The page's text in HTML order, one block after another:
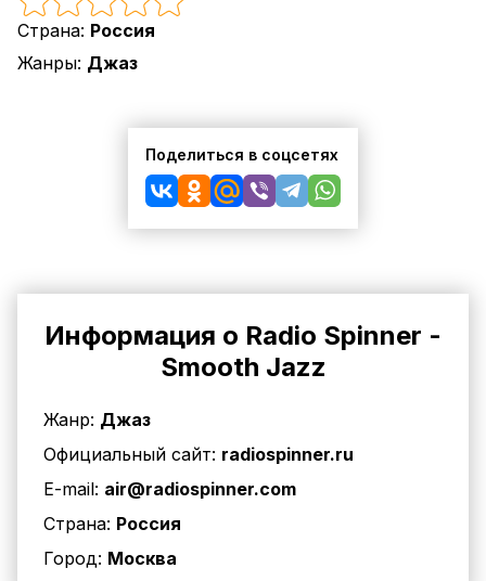
Страна: Россия
Жанры: Джаз
Поделиться в соцсетях
Информация о Radio Spinner -
Smooth Jazz
Жанр: Джаз
Официальный сайт: radiospinner.ru
E-mail: air@radiospinner.com
Страна: Россия
Город: Москва